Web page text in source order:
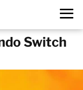
Switch